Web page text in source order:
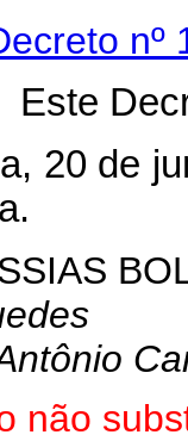
nº
Este
20 de
não